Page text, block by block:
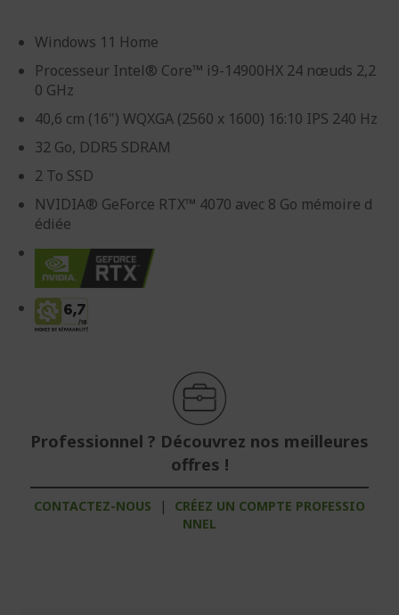
Windows 11 Home
Processeur Intel® Core™ i9-14900HX 24 nœuds 2,2
0 GHz
40,6 cm (16") WQXGA (2560 x 1600) 16:10 IPS 240 Hz
32 Go, DDR5 SDRAM
2 To SSD
NVIDIA® GeForce RTX™ 4070 avec 8 Go mémoire d
édiée
Professionnel ? Découvrez nos meilleures
offres !
CONTACTEZ-NOUS |
CRÉEZ UN COMPTE PROFESSIO
NNEL